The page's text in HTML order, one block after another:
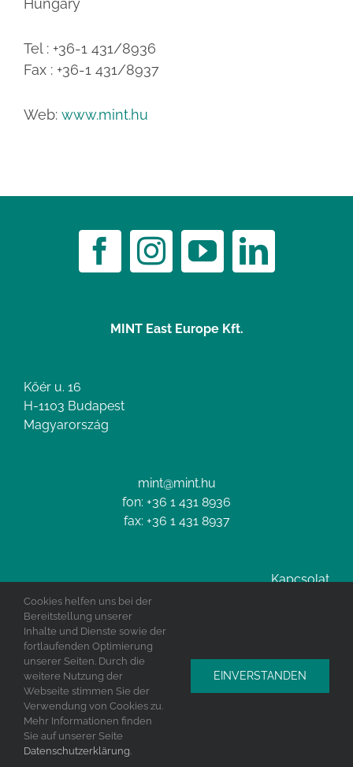
Hungary
Tel : +36-1 431/8936
Fax : +36-1 431/8937
Web: www.mint.hu
MINT East Europe Kft.
Kőér u. 16
H-1103 Budapest
Magyarország
mint@mint.hu
fon: +36 1 431 8936
fax: +36 1 431 8937
Kapcsolat
Copyright 2019 Mint GmbH
Cookies helfen uns bei der
Bereitstellung unserer
Inhalte und Dienste sowie der
fortlaufenden Optimierung
unserer Seiten. Durch die
weitere Nutzung der
Webseite stimmen Sie der
Verwendung von Cookies zu.
Mehr Informationen finden
Sie auf unserer Seite
Datenschutzerklärung.
EINVERSTANDEN